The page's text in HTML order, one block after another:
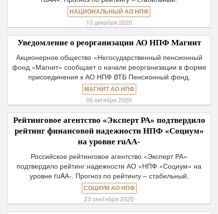
НАЦИОНАЛЬНЫЙ АО НПФ
10 декабря 2020
Уведомление о реорганизации АО НПФ Магнит
Акционерное общество «Негосударственный пенсионный
фонд «Магнит» сообщает о начале реорганизации в форме
присоединения к АО НПФ ВТБ Пенсионный фонд.
МАГНИТ АО НПФ
05 октября 2020
Рейтинговое агентство «Эксперт РА» подтвердило
рейтинг финансовой надежности НПФ «Социум»
на уровне ruAА-
Российское рейтинговое агентство «Эксперт РА»
подтвердило рейтинг надежности АО «НПФ «Социум» на
уровне ruAА-. Прогноз по рейтингу – стабильный.
СОЦИУМ АО НПФ
23 сентября 2020